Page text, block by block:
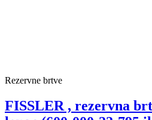
Rezervne brtve
FISSLER , rezervna